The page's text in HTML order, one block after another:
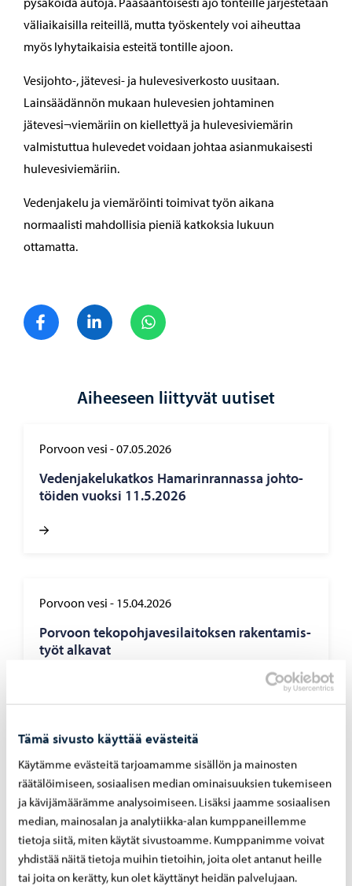
Tämä sivusto käyttää evästeitä
Käytämme evästeitä tarjoamamme sisällön ja mainosten
räätälöimiseen, sosiaalisen median ominaisuuksien tukemiseen
ja kävijämäärämme analysoimiseen. Lisäksi jaamme sosiaalisen
median, mainosalan ja analytiikka-alan kumppaneillemme
tietoja siitä, miten käytät sivustoamme. Kumppanimme voivat
yhdistää näitä tietoja muihin tietoihin, joita olet antanut heille
tai joita on kerätty, kun olet käyttänyt heidän palvelujaan.
väliaikaisilla reiteillä, mutta työskentely voi aiheuttaa
myös lyhytaikaisia esteitä tontille ajoon.
Vesijohto-, jätevesi- ja hulevesiverkosto uusitaan.
Lainsäädännön mukaan hulevesien johtaminen
jätevesi¬viemäriin on kiellettyä ja hulevesiviemärin
valmistuttua hulevedet voidaan johtaa asianmukaisesti
hulevesiviemäriin.
Vedenjakelu ja viemäröinti toimivat työn aikana
normaalisti mahdollisia pieniä katkoksia lukuun
ottamatta.
Jaa FacebookJaa LinkedIn
Aiheeseen liittyvät uutiset
Porvoon vesi -07.05.2026
Ve­den­ja­ke­lu­kat­kos Ha­ma­rin­ran­nas­sa joh­to­
töi­den vuok­si 11.5.2026
Porvoon vesi - 15.04.2026
Por­voon te­ko­poh­ja­ve­si­lai­tok­sen ra­ken­ta­mis­
työt al­ka­vat
Porvoon vesi-23.12.2025
Run­ko­joh­to­jen ra­ken­nus­työt Her­man­nin­saa­
ren ja Emä­sa­lon vä­lil­lä ete­ne­vät – 7.1. alkaa
kai­vuu­työt Los­si­pai­kal­ta kohti Los­si­pol­kua